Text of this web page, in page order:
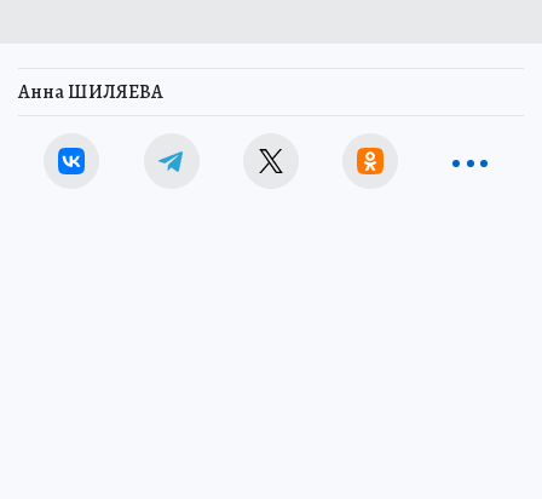
Анна ШИЛЯЕВА